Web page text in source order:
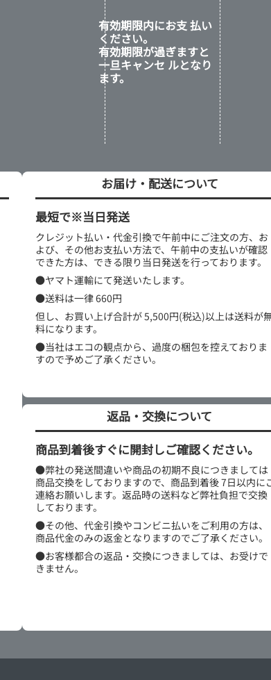
有効期限内にお支 払い
ください。
有効期限が過ぎますと
一旦キャンセ ルとなり
ます。
お届け・配送について
最短で※当日発送
クレジット払い・代金引換で午前中にご注文の方、お
よび、その他お支払い方法で、午前中の支払いが確認
できた方は、できる限り当日発送を行っております。
●ヤマト運輸にて発送いたします。
●送料は一律 660円
但し、お買い上げ合計が 5,500円(税込)以上は送料が
料になります。
●当社はエコの観点から、過度の梱包を控えておりま
すので予めご了承ください。
返品・交換について
商品到着後すぐに開封しご確認ください。
●弊社の発送間違いや商品の初期不良につきましては
商品交換をしておりますので、商品到着後 7日以内に
連絡お願いします。返品時の送料など弊社負担で交換
しております。
●その他、代金引換やコンビニ払いをご利用の方は、
商品代金のみの返金となりますのでご了承ください。
●お客様都合の返品・交換につきましては、お受けで
きません。